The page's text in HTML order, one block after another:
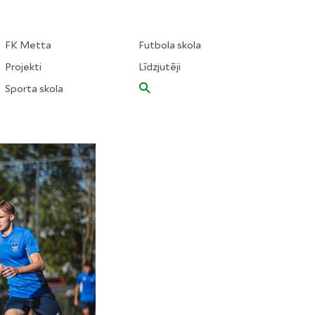
FK Metta
Projekti
Sporta skola
Futbola skola
Līdzjutēji